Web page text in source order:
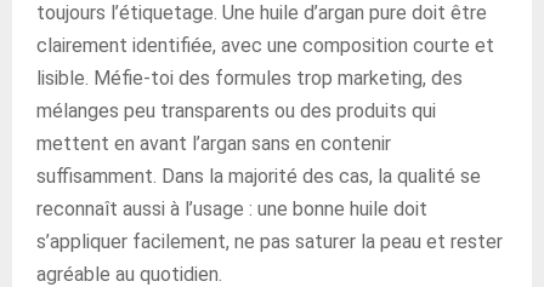
toujours l’étiquetage. Une huile d’argan pure doit être
clairement identifiée, avec une composition courte et
lisible. Méfie-toi des formules trop marketing, des
mélanges peu transparents ou des produits qui
mettent en avant l’argan sans en contenir
suffisamment. Dans la majorité des cas, la qualité se
reconnaît aussi à l’usage : une bonne huile doit
s’appliquer facilement, ne pas saturer la peau et rester
agréable au quotidien.